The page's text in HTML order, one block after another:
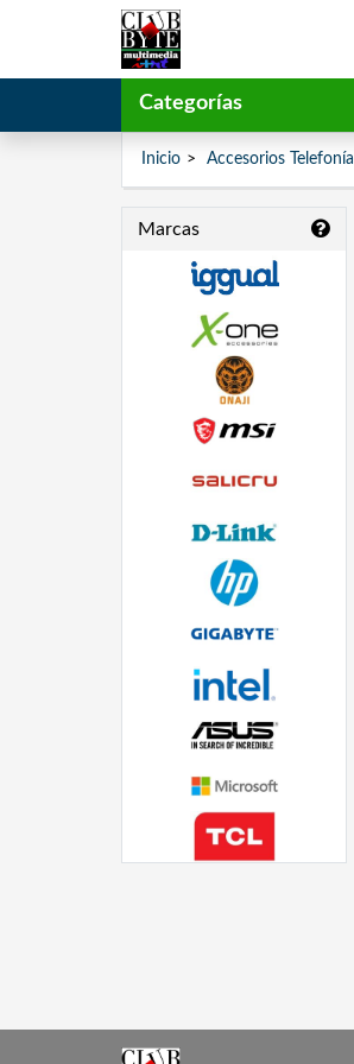
Categorías
Inicio Accesorios Telefonía
Marcas